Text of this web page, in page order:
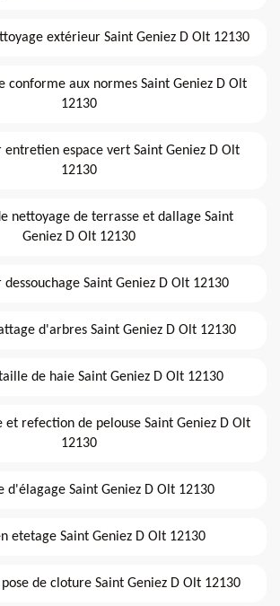
extérieur Saint Geniez D Olt 12130
conforme aux normes Saint Geniez D Olt
12130
entretien espace vert Saint Geniez D Olt
12130
nettoyage de terrasse et dallage Saint
Geniez D Olt 12130
Saint Geniez D Olt 12130
d'arbres Saint Geniez D Olt 12130
de haie Saint Geniez D Olt 12130
et refection de pelouse Saint Geniez D Olt
12130
d'élagage Saint Geniez D Olt 12130
etetage Saint Geniez D Olt 12130
de cloture Saint Geniez D Olt 12130